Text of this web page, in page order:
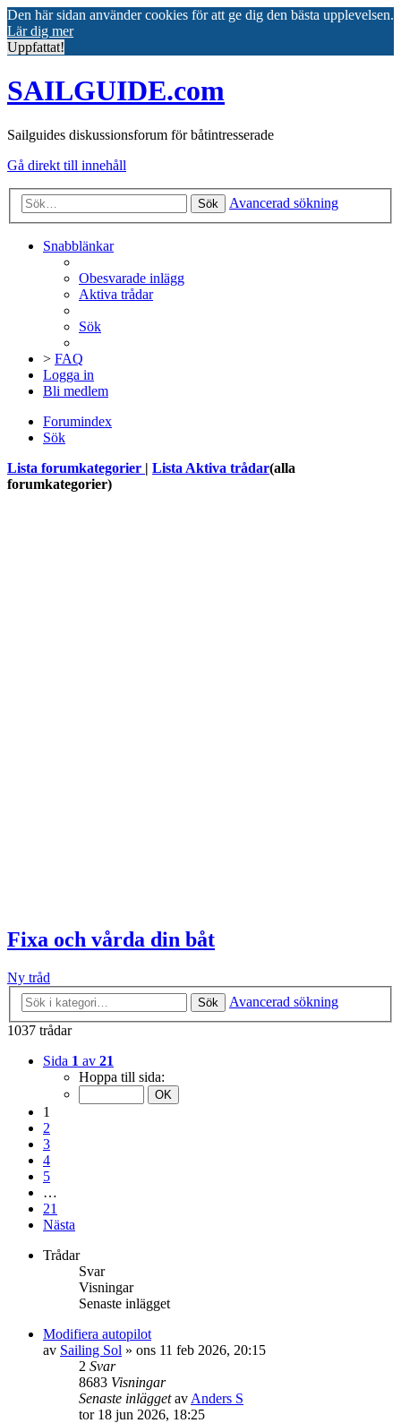
Den här sidan använder cookies för att ge dig den bästa upplevelsen.
Lär dig mer
Uppfattat!
SAILGUIDE.com
Sailguides diskussionsforum för båtintresserade
Gå direkt till innehåll
Sök Avancerad sökning
Snabblänkar
Obesvarade inlägg
Aktiva trådar
Sök
> FAQ
Logga in
Bli medlem
Forumindex
Sök
Lista forumkategorier
Lista Aktiva trådar(alla
forumkategorier)
Fixa och vårda din båt
Ny tråd
Sök
Avancerad sökning
1037 trådar
Sida 1 av 21
Hoppa till sida:
1
2
3
4
5
…
21
Nästa
Trådar
Svar
Visningar
Senaste inlägget
Modifiera autopilot
av Sailing Sol » ons 11 feb 2026, 20:15
2 Svar
8683 Visningar
Senaste inläggetav Anders S
tor 18 jun 2026, 18:25